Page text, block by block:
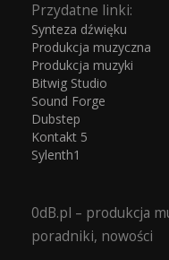
Przydatne linki:
Synteza dźwięku
Produkcja muzyczna
Produkcja muzyki
Bitwig Studio
Sound Forge
Dubstep
Kontakt 5
Sylenth1
0dB.pl – produkcja
poradniki, nowości